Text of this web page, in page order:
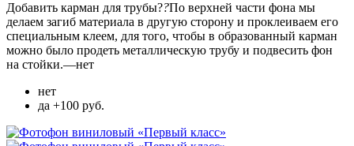
Добавить карман для трубы??По верхней части фона мы
делаем загиб материала в другую сторону и проклеиваем его
специальным клеем, для того, чтобы в образованный карман
можно было продеть металлическую трубу и подвесить фон
на стойки.—нет
нет
да +100 руб.